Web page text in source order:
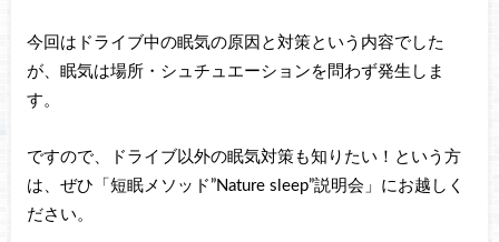
今回はドライブ中の眠気の原因と対策という内容でした
が、眠気は場所・シュチュエーションを問わず発生しま
す。
ですので、ドライブ以外の眠気対策も知りたい！という方
は、ぜひ「短眠メソッド”Nature sleep”説明会」にお越しく
ださい。